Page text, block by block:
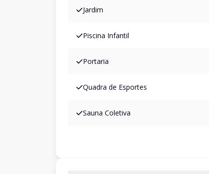
Jardim
Piscina Infantil
Portaria
Quadra de Esportes
Sauna Coletiva